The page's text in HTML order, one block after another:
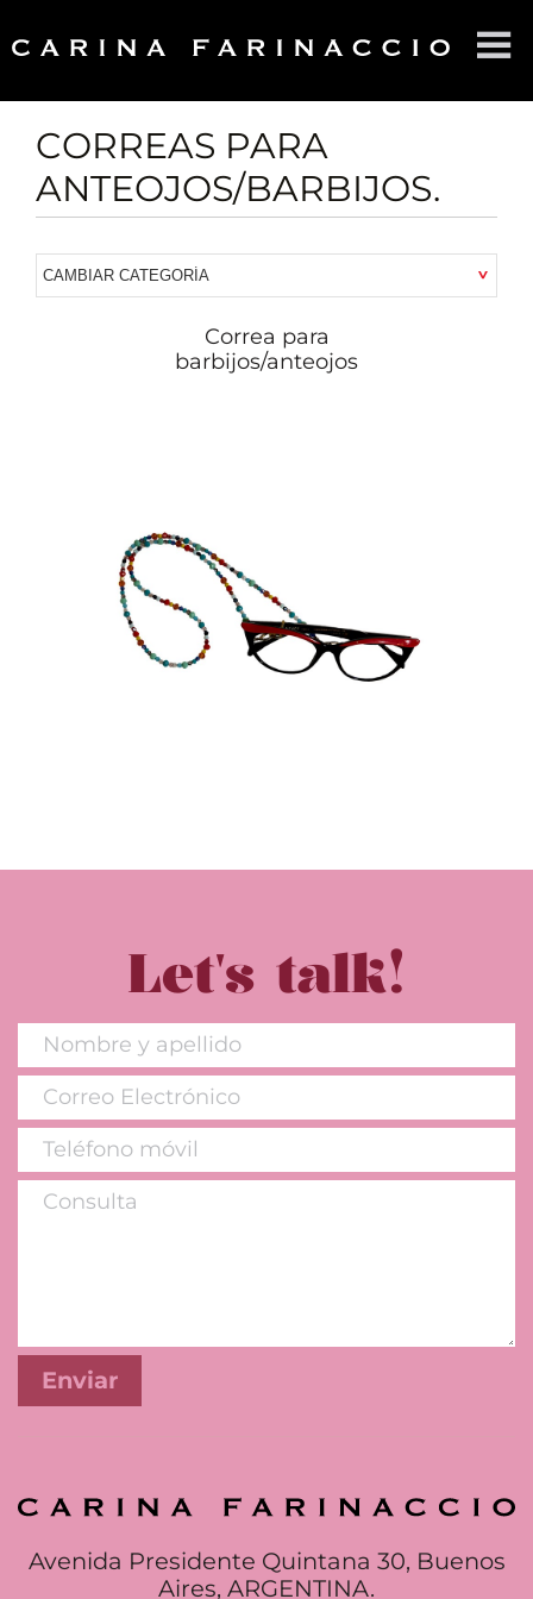
HOME
SOBRE CF
PRODUCTOS
CONTACTO
CORREAS PARA
ANTEOJOS/BARBIJOS.
Correa para
barbijos/anteojos
Let's talk!
Avenida Presidente Quintana 30, Buenos
Aires, ARGENTINA.